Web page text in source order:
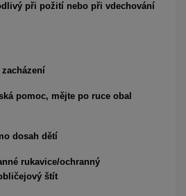
při požití nebo při vdechování
pomoc, mějte po ruce obal
dosah dětí
rukavice/ochranný
štít